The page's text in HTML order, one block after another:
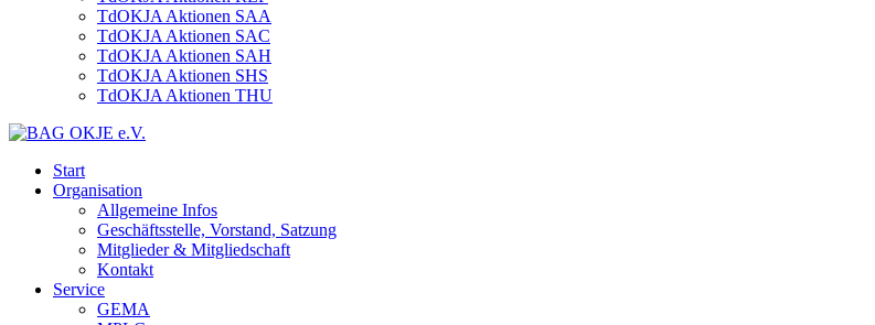
TdOKJA Aktionen SAA
TdOKJA Aktionen SAC
TdOKJA Aktionen SAH
TdOKJA Aktionen SHS
TdOKJA Aktionen THU
Start
Organisation
Allgemeine Infos
Geschäftsstelle, Vorstand, Satzung
Mitglieder & Mitgliedschaft
Kontakt
Service
GEMA